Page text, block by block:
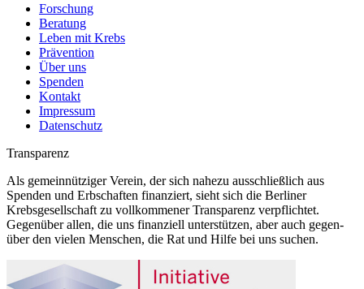
Forschung
Beratung
Leben mit Krebs
Prävention
Über uns
Spenden
Kontakt
Impressum
Datenschutz
Transparenz
Als gemeinnütziger Verein, der sich nahezu ausschließlich aus
Spenden und Erbschaften finanziert, sieht sich die Berliner
Krebsgesellschaft zu vollkommener Transparenz verpflichtet.
Gegenüber allen, die uns finanziell unterstützen, aber auch gegen-
über den vielen Menschen, die Rat und Hilfe bei uns suchen.